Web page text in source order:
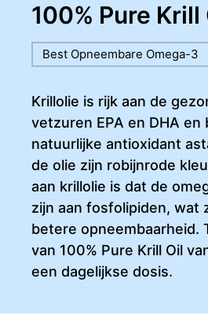
100% Pure Krill
Best Opneembare Omega-3
Krillolie is rijk aan de
vetzuren EPA en DHA en
natuurlijke antioxidant
de olie zijn robijnrode
aan krillolie is dat de
zijn aan fosfolipiden, wat
betere opneembaarheid.
van 100% Pure Krill Oil
een dagelijkse dosis.